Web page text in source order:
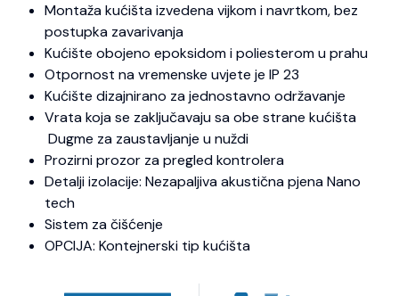
Montaža kućišta izvedena vijkom i navrtkom, bez
postupka zavarivanja
Kućište obojeno epoksidom i poliesterom u prahu
Otpornost na vremenske uvjete je IP 23
Kućište dizajnirano za jednostavno održavanje
Vrata koja se zaključavaju sa obe strane kućišta
Dugme za zaustavljanje u nuždi
Prozirni prozor za pregled kontrolera
Detalji izolacije: Nezapaljiva akustična pjena Nano
tech
Sistem za čišćenje
OPCIJA: Kontejnerski tip kućišta